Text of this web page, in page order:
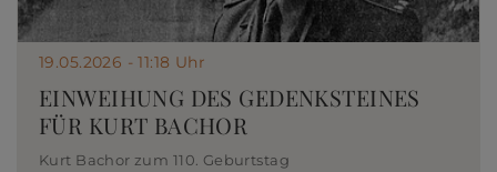
19.05.2026 - 11:18 Uhr
EINWEIHUNG DES GEDENKSTEINES
FÜR KURT BACHOR
Kurt Bachor zum 110. Geburtstag